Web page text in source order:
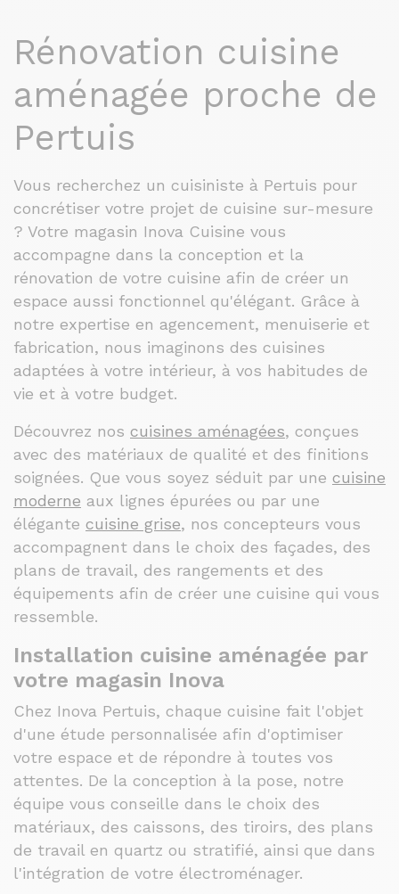
Rénovation cuisine
aménagée proche de
Pertuis
Vous recherchez un cuisiniste à Pertuis pour
concrétiser votre projet de cuisine sur-mesure
? Votre magasin Inova Cuisine vous
accompagne dans la conception et la
rénovation de votre cuisine afin de créer un
espace aussi fonctionnel qu'élégant. Grâce à
notre expertise en agencement, menuiserie et
fabrication, nous imaginons des cuisines
adaptées à votre intérieur, à vos habitudes de
vie et à votre budget.
Découvrez nos cuisines aménagées, conçues
avec des matériaux de qualité et des finitions
soignées. Que vous soyez séduit par une cuisine
moderne aux lignes épurées ou par une
élégante cuisine grise, nos concepteurs vous
accompagnent dans le choix des façades, des
plans de travail, des rangements et des
équipements afin de créer une cuisine qui vous
ressemble.
Installation cuisine aménagée par
votre magasin Inova
Chez Inova Pertuis, chaque cuisine fait l'objet
d'une étude personnalisée afin d'optimiser
votre espace et de répondre à toutes vos
attentes. De la conception à la pose, notre
équipe vous conseille dans le choix des
matériaux, des caissons, des tiroirs, des plans
de travail en quartz ou stratifié, ainsi que dans
l'intégration de votre électroménager.